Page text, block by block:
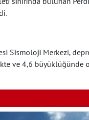
Sismoloji Merkezi,
ve 4,6 büyüklüğünde